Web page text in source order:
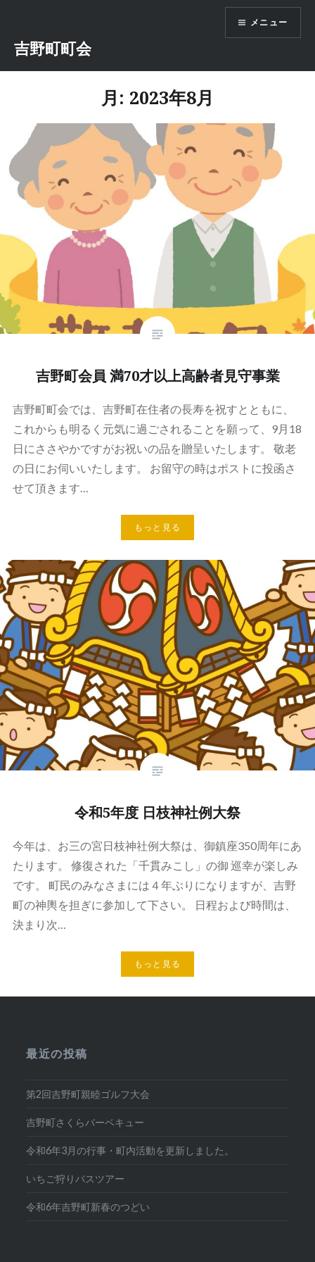
プ
吉野町町会
メニュー
月: 2023年8月
吉野町会員 満70才以上高齢者見守事業
吉野町町会では、吉野町在住者の長寿を祝すとともに、
これからも明るく元気に過ごされることを願って、9月18
日にささやかですがお祝いの品を贈呈いたします。 敬老
の日にお伺いいたします。 お留守の時はポストに投函さ
せて頂きます…
もっと見る
令和5年度 日枝神社例大祭
今年は、お三の宮日枝神社例大祭は、御鎮座350周年にあ
たります。 修復された「千貫みこし」の御 巡幸が楽しみ
です。 町民のみなさまには４年ぶりになりますが、吉野
町の神輿を担ぎに参加して下さい。 日程および時間は、
決まり次…
もっと見る
最近の投稿
第2回吉野町親睦ゴルフ大会
吉野町さくらバーベキュー
令和6年3月の行事・町内活動を更新しました。
いちご狩りバスツアー
令和6年吉野町新春のつどい